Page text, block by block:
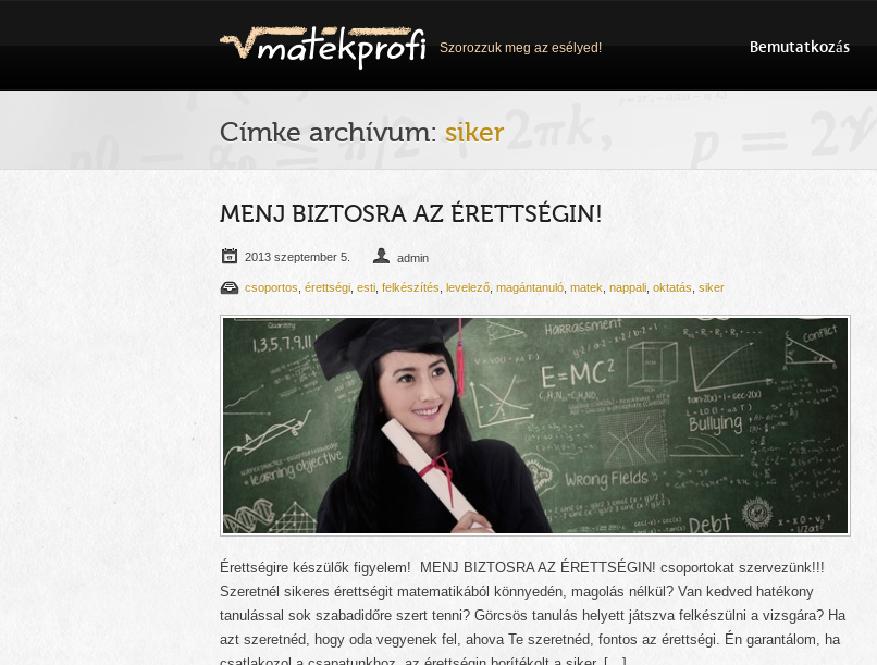
Szorozzuk meg az esélyed! Bemutatkozás
Címke archívum: siker
MENJ BIZTOSRA AZ ÉRETTSÉGIN!
2013 szeptember 5. admin
csoportos érettségi esti felkészítés levelező magántanuló matek nappali oktatás siker
Érettségire készülők figyelem! MENJ BIZTOSRA AZ ÉRETTSÉGIN! csoportokat szervezünk!!!
Szeretnél sikeres érettségit matematikából könnyedén, magolás nélkül? Van kedved hatékony
tanulással sok szabadidőre szert tenni? Görcsös tanulás helyett játszva felkészülni a vizsgára? Ha
azt szeretnéd, hogy oda vegyenek fel, ahova Te szeretnéd, fontos az érettségi. Én garantálom, ha